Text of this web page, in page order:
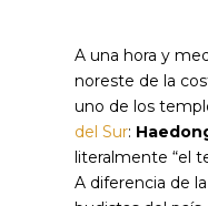
A una hora y
noreste de la
uno de los
del Sur:
literalmente “el
A diferencia de